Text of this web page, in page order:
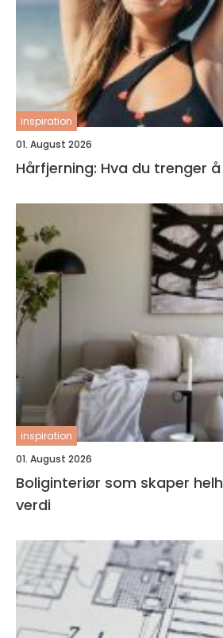
inspiration
01. August 2026
Hårfjerning: Hva du trenger
inspiration
01. August 2026
Boliginteriør som skaper
verdi